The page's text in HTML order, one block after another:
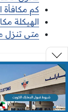
كم مكافأة
الهيكلة
متى تنزل
المراجع
شارك على ...